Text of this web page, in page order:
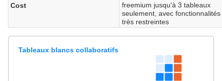
Cost
freemium jusqu'à 3 tableaux
seulement, avec fonctionnalités
très restreintes
Tableaux blancs collaboratifs